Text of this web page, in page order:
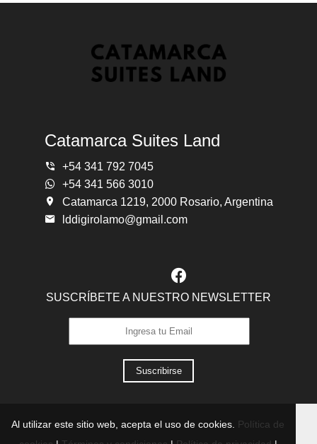
Catamarca Suites Land
+54 341 792 7045
+54 341 566 3010
Catamarca 1219, 2000 Rosario, Argentina
lddigirolamo@gmail.com
SUSCRÍBETE A NUESTRO NEWSLETTER
Suscribirse
Al utilizar este sitio web, acepta el uso de cookies. Política de